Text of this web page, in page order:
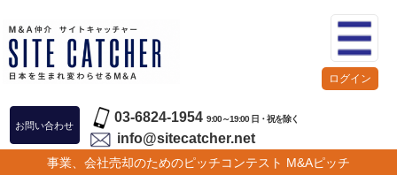
お問い合わせ
03-6824-1954 9:00～19:00 日・祝を除く
info@sitecatcher.net
事業、会社売却のためのピッチコンテスト M&Aピッチ
ログイン